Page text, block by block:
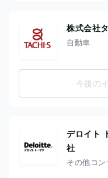
株式会社
自動車
今後の
デロイト
社
その他コン